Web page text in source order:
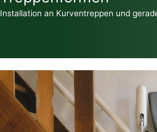
Installation an Kurventreppen und